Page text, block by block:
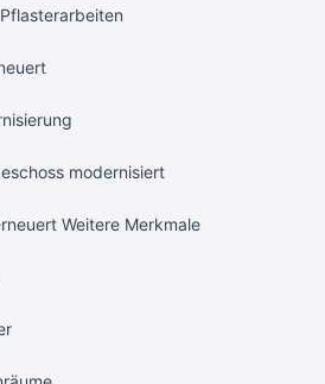
modernisiert
Weitere Merkmale